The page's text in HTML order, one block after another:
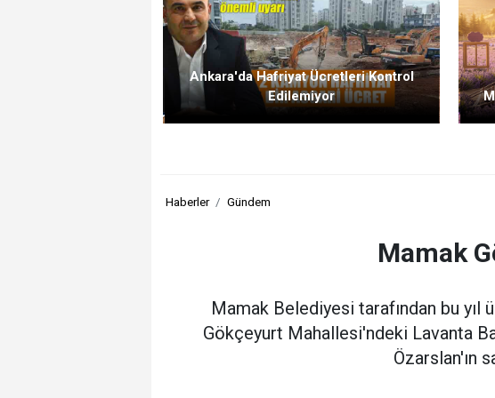
Ankara'da Hafriyat Ücretleri Kontrol
Edilemiyor
Haberler Gündem
Mamak
Mamak Belediyesi tarafından bu
Gökçeyurt Mahallesi'ndeki Lavanta
Özarslan'ın